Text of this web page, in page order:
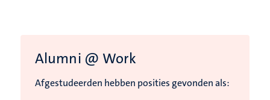
Alumni @ Work
Afgestudeerden hebben posities gevonden als: